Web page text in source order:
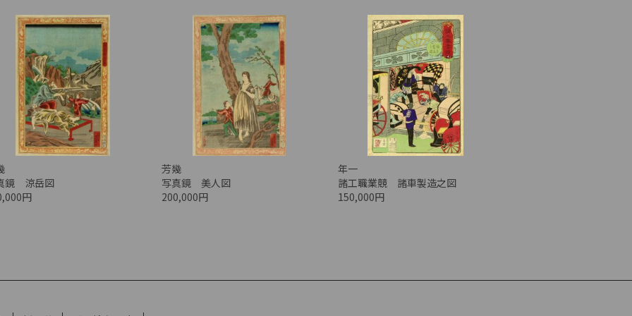
鏡 涼岳図
円
芳幾
写真鏡 美人図
200,000円
年一
諸工職業競 諸車製造之図
150,000円